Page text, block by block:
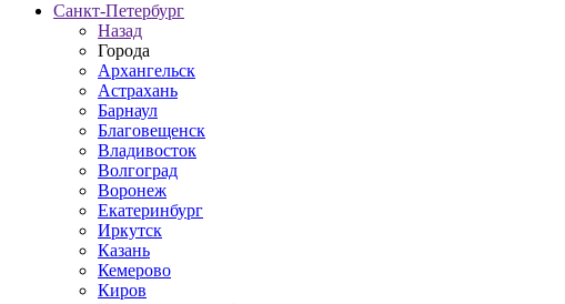
Санкт-Петербург
Назад
Города
Архангельск
Астрахань
Барнаул
Благовещенск
Владивосток
Волгоград
Воронеж
Екатеринбург
Иркутск
Казань
Кемерово
Киров